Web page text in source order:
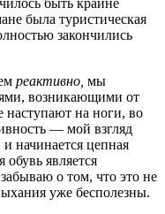
быть крайне
была туристическая
закончились
реактивно, мы
возникающими от
наступают на ноги, во
— мой взгляд
начинается цепная
обувь является
о том, что это не
уже бесполезны.